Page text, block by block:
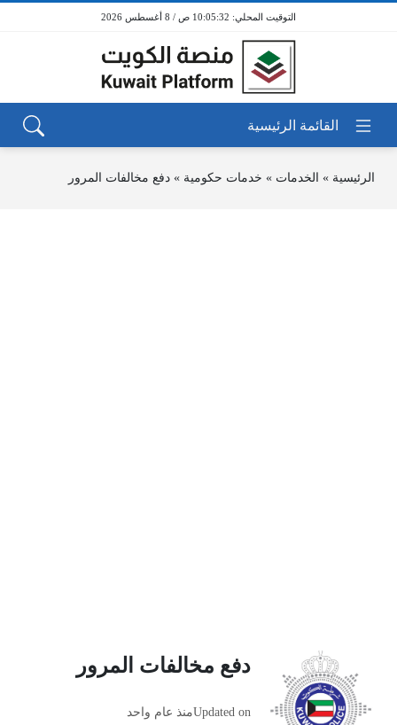
10:05:32 ص / 8 أغسطس 2026
الرئيسية » الخدمات » خدمات حكومية » دفع مخالفات المرور
دفع مخالفات المرور
Updated onمنذ عام واحد